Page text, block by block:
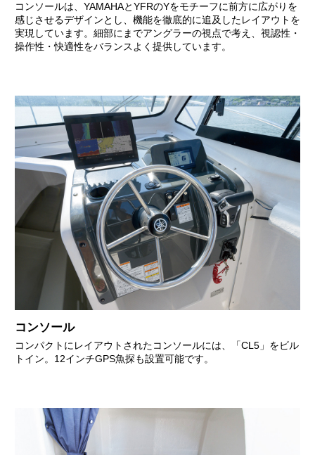
コンソールは、YAMAHAとYFRのYをモチーフに前方に広がりを
感じさせるデザインとし、機能を徹底的に追及したレイアウトを
実現しています。細部にまでアングラーの視点で考え、視認性・
操作性・快適性をバランスよく提供しています。
コンソール
コンパクトにレイアウトされたコンソールには、「CL5」をビル
トイン。12インチGPS魚探も設置可能です。